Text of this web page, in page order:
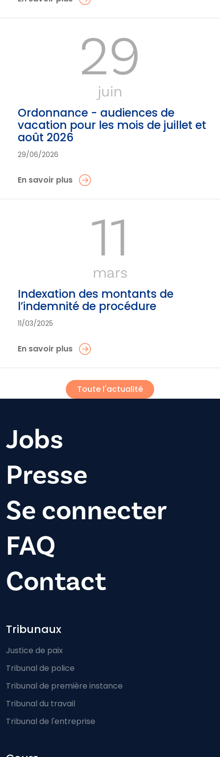
29
juin
Ordonnance - audiences de
vacation pour les mois de juillet et
août 2026
29/06/2026
En savoir plus
11
mars
Indexation des montants de
l’indemnité de procédure
11/03/2025
En savoir plus
Toute l'actualité
Jobs
Presse
Se connecter
FAQ
Contact
Footer-menu
Tribunaux
Justice de paix
Tribunal de police
Tribunal de première instance
Tribunal du travail
Tribunal de l'entreprise